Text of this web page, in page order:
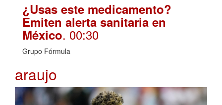
¿Usas este medicamento?
Emiten alerta sanitaria en
México. 00:30
Grupo Fórmula
araujo